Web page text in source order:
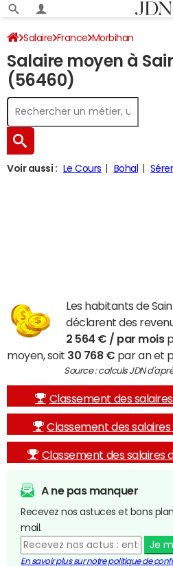
Salaire France Morbihan
Salaire moyen à
(56460)
Voir aussi : Le Cours Bohal
Les habitants de
déclarent des
2 564 € / par mois
moyen, soit 30 768 € par an et
Source : calculs JDN
Classement des
Classement des
Classement des salaires
A ne pas manquer
Recevez nos astuces et bons
mail.
Je
En savoir plus sur notre politique de